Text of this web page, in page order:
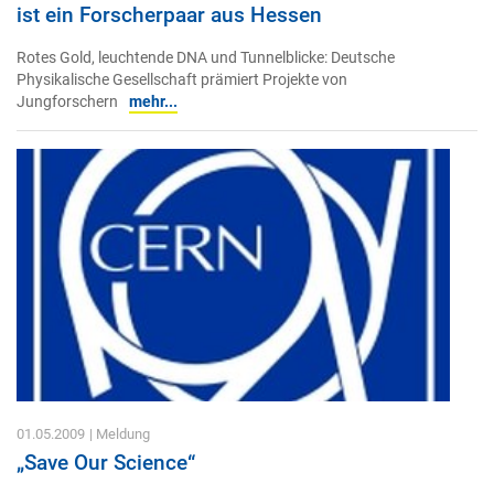
ist ein Forscherpaar aus Hessen
Rotes Gold, leuchtende DNA und Tunnelblicke: Deutsche
Physikalische Gesellschaft prämiert Projekte von
Jungforschern
mehr...
01.05.2009 | Meldung
„Save Our Science“